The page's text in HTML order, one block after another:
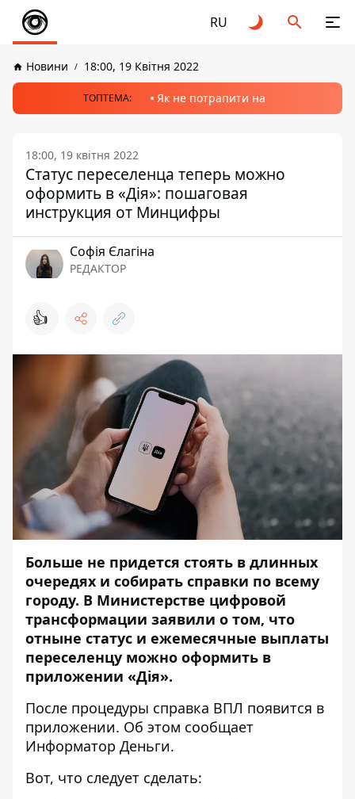
RU
Новини 18:00, 19 Квітня 2022
ТОПТЕМА: Як не потрапити на
18:00, 19 квітня 2022
Статус переселенца теперь можно
оформить в «Дія»: пошаговая
инструкция от Минцифры
Софія Єлагіна
РЕДАКТОР
👍
Больше не придется стоять в длинных
очередях и собирать справки по всему
городу. В Министерстве цифровой
трансформации заявили о том, что
отныне статус и ежемесячные выплаты
переселенцу можно оформить в
приложении «Дія».
После процедуры справка ВПЛ появится в
приложении. Об этом сообщает
Информатор Деньги.
Вот, что следует сделать: